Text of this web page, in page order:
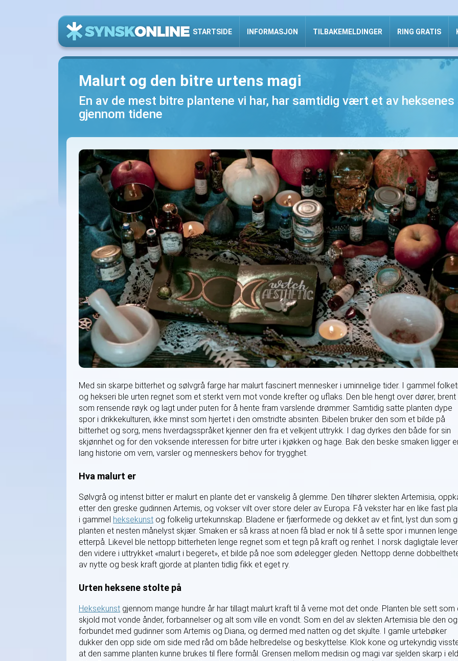
STARTSIDE INFORMASJON TILBAKEMELDINGER RING GRATIS
Malurt og den bitre urtens magi
En av de mest bitre plantene vi har, har samtidig vært et av
gjennom tidene
Med sin skarpe bitterhet og sølvgrå farge har malurt fascinert mennesker i uminnelige tider. I gammel
og hekseri ble urten regnet som et sterkt vern mot vonde krefter og uflaks. Den ble hengt over dører, brent
som rensende røyk og lagt under puten for å hente fram varslende drømmer. Samtidig satte planten dype
spor i drikkekulturen, ikke minst som hjertet i den omstridte absinten. Bibelen bruker den som et bilde på
bitterhet og sorg, mens hverdagsspråket kjenner den fra et velkjent uttrykk. I dag dyrkes den både for sin
skjønnhet og for den voksende interessen for bitre urter i kjøkken og hage. Bak den beske smaken ligger
lang historie om vern, varsler og menneskers behov for trygghet.
Hva malurt er
Sølvgrå og intenst bitter er malurt en plante det er vanskelig å glemme. Den tilhører slekten Artemisia,
etter den greske gudinnen Artemis, og vokser vilt over store deler av Europa. Få vekster har en like fast
i gammel heksekunst og folkelig urtekunnskap. Bladene er fjærformede og dekket av et fint, lyst dun som
planten et nesten månelyst skjær. Smaken er så krass at noen få blad er nok til å sette spor i munnen lenge
etterpå. Likevel ble nettopp bitterheten lenge regnet som et tegn på kraft og renhet. I norsk dagligtale lever
den videre i uttrykket «malurt i begeret», et bilde på noe som ødelegger gleden. Nettopp denne
av nytte og besk kraft gjorde at planten tidlig fikk et eget ry.
Urten heksene stolte på
Heksekunst gjennom mange hundre år har tillagt malurt kraft til å verne mot det onde. Planten ble sett som
skjold mot vonde ånder, forbannelser og alt som ville en vondt. Som en del av slekten Artemisia ble den
forbundet med gudinner som Artemis og Diana, og dermed med natten og det skjulte. I gamle urtebøker
dukker den opp side om side med råd om både helbredelse og beskyttelse. Klok kone og urtekyndig
at den samme planten kunne brukes til flere formål. Grensen mellom medisin og magi var sjelden skarp i